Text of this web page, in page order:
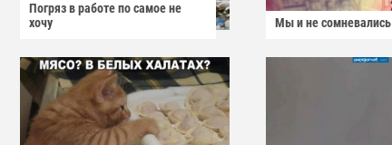
Погряз в работе по самое не
хочу
Мы и не сомневались